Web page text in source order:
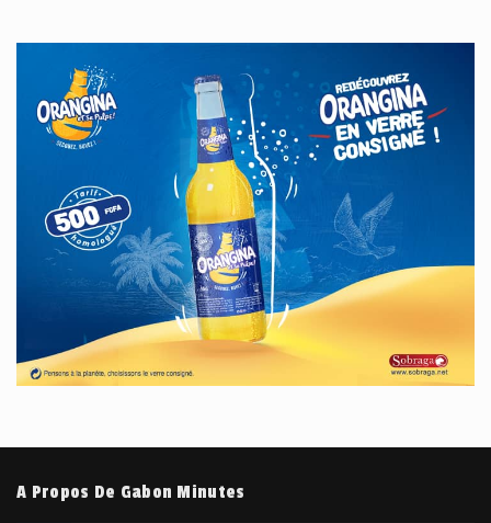
A Propos De Gabon Minutes